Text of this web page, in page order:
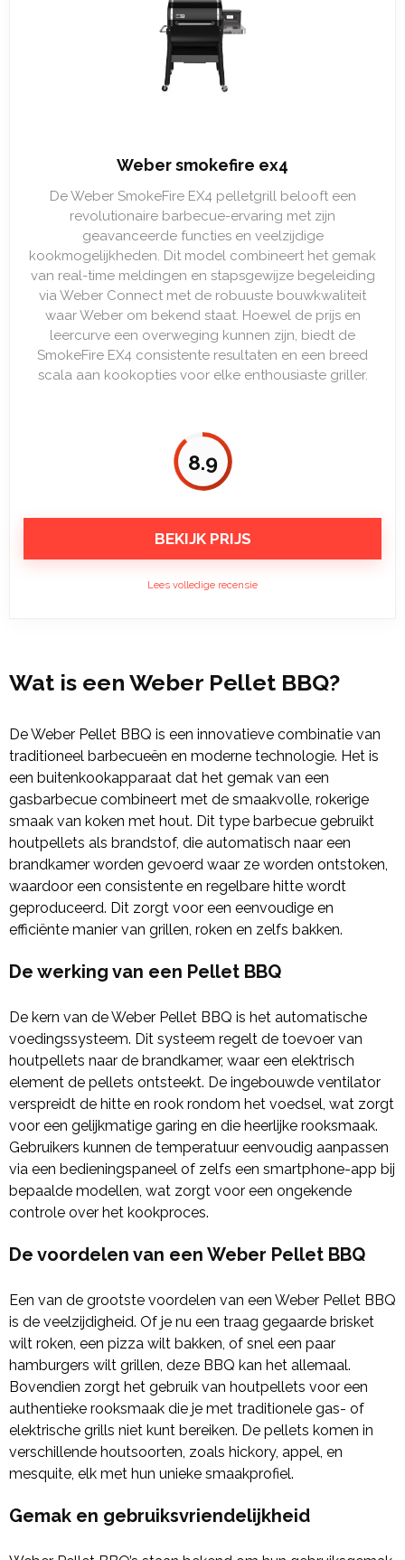
Weber smokefire ex4
De Weber SmokeFire EX4 pelletgrill belooft een
revolutionaire barbecue-ervaring met zijn
geavanceerde functies en veelzijdige
kookmogelijkheden. Dit model combineert het gemak
van real-time meldingen en stapsgewijze begeleiding
via Weber Connect met de robuuste bouwkwaliteit
waar Weber om bekend staat. Hoewel de prijs en
leercurve een overweging kunnen zijn, biedt de
SmokeFire EX4 consistente resultaten en een breed
scala aan kookopties voor elke enthousiaste griller.
8.9
BEKIJK PRIJS
Lees volledige recensie
Wat is een Weber Pellet BBQ?
De Weber Pellet BBQ is een innovatieve combinatie van
traditioneel barbecueën en moderne technologie. Het is
een buitenkookapparaat dat het gemak van een
gasbarbecue combineert met de smaakvolle, rokerige
smaak van koken met hout. Dit type barbecue gebruikt
houtpellets als brandstof, die automatisch naar een
brandkamer worden gevoerd waar ze worden ontstoken,
waardoor een consistente en regelbare hitte wordt
geproduceerd. Dit zorgt voor een eenvoudige en
efficiënte manier van grillen, roken en zelfs bakken.
De werking van een Pellet BBQ
De kern van de Weber Pellet BBQ is het automatische
voedingssysteem. Dit systeem regelt de toevoer van
houtpellets naar de brandkamer, waar een elektrisch
element de pellets ontsteekt. De ingebouwde ventilator
verspreidt de hitte en rook rondom het voedsel, wat zorgt
voor een gelijkmatige garing en die heerlijke rooksmaak.
Gebruikers kunnen de temperatuur eenvoudig aanpassen
via een bedieningspaneel of zelfs een smartphone-app bij
bepaalde modellen, wat zorgt voor een ongekende
controle over het kookproces.
De voordelen van een Weber Pellet BBQ
Een van de grootste voordelen van een Weber Pellet BBQ
is de veelzijdigheid. Of je nu een traag gegaarde brisket
wilt roken, een pizza wilt bakken, of snel een paar
hamburgers wilt grillen, deze BBQ kan het allemaal.
Bovendien zorgt het gebruik van houtpellets voor een
authentieke rooksmaak die je met traditionele gas- of
elektrische grills niet kunt bereiken. De pellets komen in
verschillende houtsoorten, zoals hickory, appel, en
mesquite, elk met hun unieke smaakprofiel.
Gemak en gebruiksvriendelijkheid